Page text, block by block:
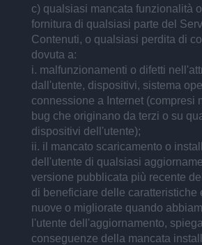
c) qualsiasi mancata funzionalità
fornitura di qualsiasi parte del
Contenuti, o qualsiasi perdita di
dovuta a:
i. malfunzionamenti o difetti
dall'utente, dispositivi, sistema
connessione a Internet (compresi
bug che originano da terzi o su
dispositivi dell'utente);
ii. il mancato scaricamento o
dell'utente di qualsiasi
versione pubblicata più recente
di beneficiare delle caratteristiche
nuove o migliorate quando
l'utente dell'aggiornamento,
conseguenze della mancata